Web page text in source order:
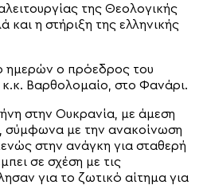
της Θεολογικής
η στήριξη της ελληνικής
ημερών ο πρόεδρος του
Βαρθολομαίο, στο Φανάρι.
στην Ουκρανία, με άμεση
σύμφωνα με την ανακοίνωση
στην ανάγκη για σταθερή
σε σχέση με τις
για το ζωτικό αίτημα για